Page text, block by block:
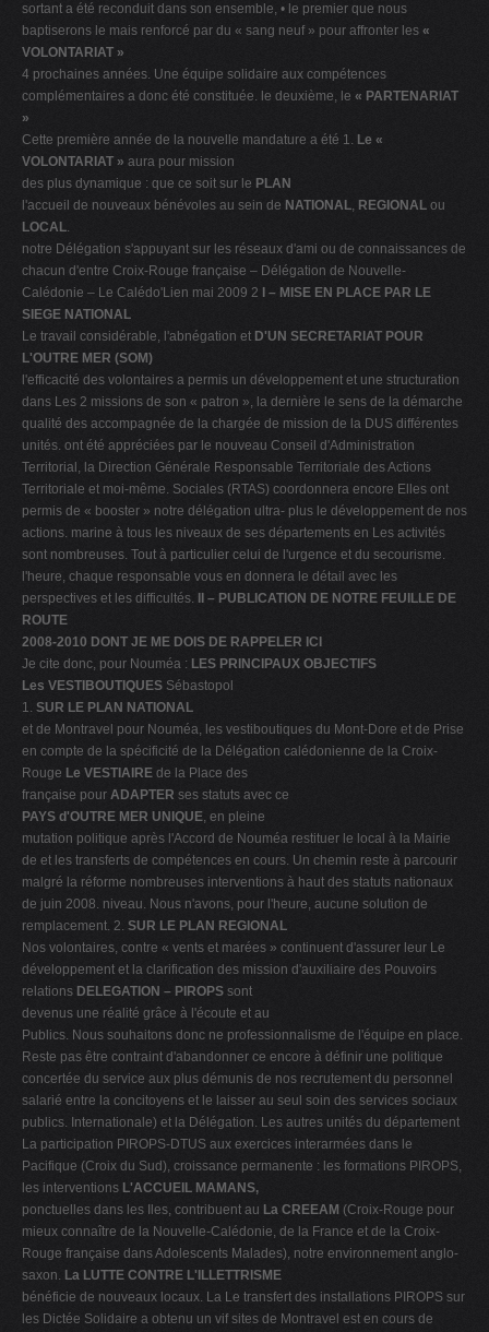
sortant a été reconduit dans son ensemble, • le premier que nous
baptiserons le mais renforcé par du « sang neuf » pour affronter les «
VOLONTARIAT »
4 prochaines années. Une équipe solidaire aux compétences
complémentaires a donc été constituée. le deuxième, le « PARTENARIAT
»
Cette première année de la nouvelle mandature a été 1. Le «
VOLONTARIAT » aura pour mission
des plus dynamique : que ce soit sur le PLAN
l'accueil de nouveaux bénévoles au sein de NATIONAL, REGIONAL ou
LOCAL.
notre Délégation s'appuyant sur les réseaux d'ami ou de connaissances de
chacun d'entre Croix-Rouge française – Délégation de Nouvelle-
Calédonie – Le Calédo'Lien mai 2009 2
I – MISE EN PLACE PAR LE
SIEGE NATIONAL
Le travail considérable, l'abnégation et D'UN SECRETARIAT POUR
L'OUTRE MER (SOM)
l'efficacité des volontaires a permis un développement et une structuration
dans Les 2 missions de son « patron », la dernière le sens de la démarche
qualité des accompagnée de la chargée de mission de la DUS différentes
unités. ont été appréciées par le nouveau Conseil d'Administration
Territorial, la Direction Générale Responsable Territoriale des Actions
Territoriale et moi-même. Sociales (RTAS) coordonnera encore Elles ont
permis de « booster » notre délégation ultra- plus le développement de nos
actions. marine à tous les niveaux de ses départements en Les activités
sont nombreuses. Tout à particulier celui de l'urgence et du secourisme.
l'heure, chaque responsable vous en donnera le détail avec les
perspectives et les difficultés.
II – PUBLICATION DE NOTRE FEUILLE DE
ROUTE
2008-2010 DONT JE ME DOIS DE RAPPELER ICI
Je cite donc, pour Nouméa : LES PRINCIPAUX OBJECTIFS
Les VESTIBOUTIQUES Sébastopol
1. SUR LE PLAN NATIONAL
et de Montravel pour Nouméa, les vestiboutiques du Mont-Dore et de Prise
en compte de la spécificité de la Délégation calédonienne de la Croix-
Rouge Le VESTIAIRE de la Place des
française pour ADAPTER ses statuts avec ce
PAYS d'OUTRE MER UNIQUE, en pleine
mutation politique après l'Accord de Nouméa restituer le local à la Mairie
de et les transferts de compétences en cours. Un chemin reste à parcourir
malgré la réforme nombreuses interventions à haut des statuts nationaux
de juin 2008. niveau. Nous n'avons, pour l'heure, aucune solution de
remplacement. 2. SUR LE PLAN REGIONAL
Nos volontaires, contre « vents et marées » continuent d'assurer leur Le
développement et la clarification des mission d'auxiliaire des Pouvoirs
relations DELEGATION – PIROPS sont
devenus une réalité grâce à l'écoute et au
Publics. Nous souhaitons donc ne professionnalisme de l'équipe en place.
Reste pas être contraint d'abandonner ce encore à définir une politique
concertée du service aux plus démunis de nos recrutement du personnel
salarié entre la concitoyens et le laisser au seul soin des services sociaux
publics. Internationale) et la Délégation. Les autres unités du département
La participation PIROPS-DTUS aux exercices interarmées dans le
Pacifique (Croix du Sud), croissance permanente : les formations PIROPS,
les interventions L'ACCUEIL MAMANS,
ponctuelles dans les Iles, contribuent au La CREEAM (Croix-Rouge pour
mieux connaître de la Nouvelle-Calédonie, de la France et de la Croix-
Rouge française dans Adolescents Malades), notre environnement anglo-
saxon. La LUTTE CONTRE L'ILLETTRISME
bénéficie de nouveaux locaux. La Le transfert des installations PIROPS sur
les Dictée Solidaire a obtenu un vif sites de Montravel est en cours de